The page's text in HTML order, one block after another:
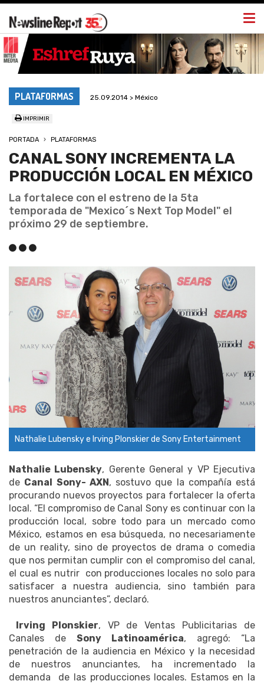
PLATAFORMAS 25.09.2014 > México
IMPRIMIR
PORTADA PLATAFORMAS
CANAL SONY INCREMENTA LA
PRODUCCIÓN LOCAL EN MÉXICO
La fortalece con el estreno de la 5ta
temporada de "Mexico´s Next Top Model" el
próximo 29 de septiembre.
Nathalie Lubensky e Irving Plonskier de Sony Entertainment
Nathalie Lubensky, Gerente General y VP Ejecutiva
de Canal Sony- AXN, sostuvo que la compañía está
procurando nuevos proyectos para fortalecer la oferta
local. “El compromiso de Canal Sony es continuar con la
producción local, sobre todo para un mercado como
México, estamos en esa búsqueda, no necesariamente
de un reality, sino de proyectos de drama o comedia
que nos permitan cumplir con el compromiso del canal,
el cual es nutrir con producciones locales no solo para
satisfacer a nuestra audiencia, sino también para
nuestros anunciantes”, declaró.
Irving Plonskier, VP de Ventas Publicitarias de
Canales de Sony Latinoamérica, agregó: “La
penetración de la audiencia en México y la necesidad
de nuestros anunciantes, ha incrementado la
demanda de las producciones locales. Estamos en la